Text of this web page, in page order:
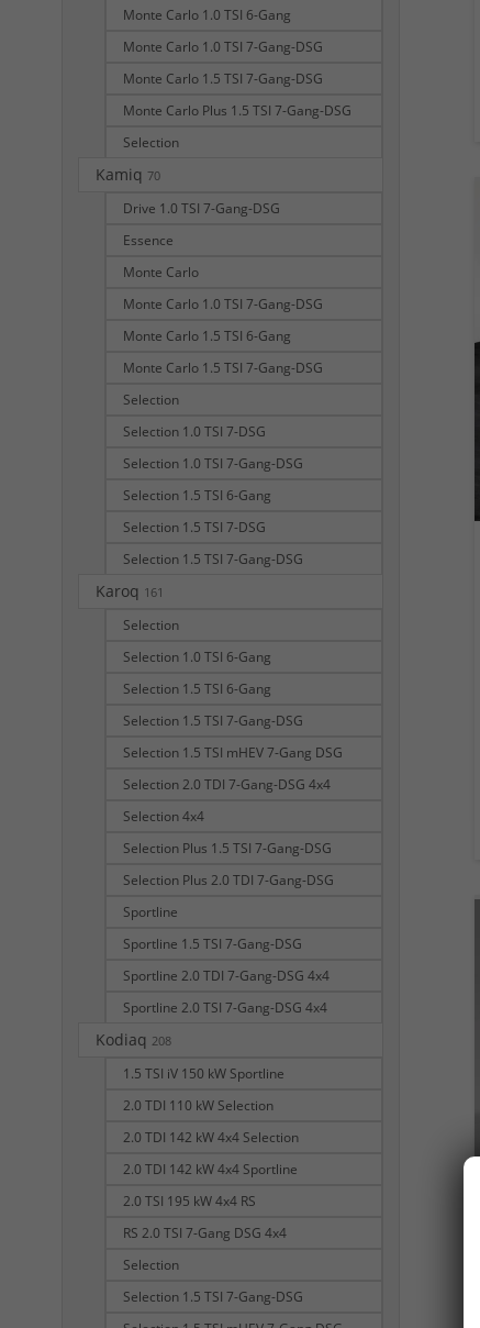
Monte Carlo 1.0 TSI 6-Gang
Monte Carlo 1.0 TSI 7-Gang-DSG
Monte Carlo 1.5 TSI 7-Gang-DSG
Monte Carlo Plus 1.5 TSI 7-Gang-DSG
Selection
Kamiq 70
Drive 1.0 TSI 7-Gang-DSG
Essence
Monte Carlo
Monte Carlo 1.0 TSI 7-Gang-DSG
Monte Carlo 1.5 TSI 6-Gang
Monte Carlo 1.5 TSI 7-Gang-DSG
Selection
Selection 1.0 TSI 7-DSG
Selection 1.0 TSI 7-Gang-DSG
Selection 1.5 TSI 6-Gang
Selection 1.5 TSI 7-DSG
Selection 1.5 TSI 7-Gang-DSG
Karoq 161
Selection
Selection 1.0 TSI 6-Gang
Selection 1.5 TSI 6-Gang
Selection 1.5 TSI 7-Gang-DSG
Selection 1.5 TSI mHEV 7-Gang DSG
Selection 2.0 TDI 7-Gang-DSG 4x4
Selection 4x4
Selection Plus 1.5 TSI 7-Gang-DSG
Selection Plus 2.0 TDI 7-Gang-DSG
Sportline
Sportline 1.5 TSI 7-Gang-DSG
Sportline 2.0 TDI 7-Gang-DSG 4x4
Sportline 2.0 TSI 7-Gang-DSG 4x4
Kodiaq 208
1.5 TSI iV 150 kW Sportline
2.0 TDI 110 kW Selection
2.0 TDI 142 kW 4x4 Selection
2.0 TDI 142 kW 4x4 Sportline
2.0 TSI 195 kW 4x4 RS
RS 2.0 TSI 7-Gang DSG 4x4
Selection
Selection 1.5 TSI 7-Gang-DSG